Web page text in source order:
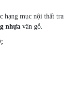
mục nội thất
nhựa vân gỗ.